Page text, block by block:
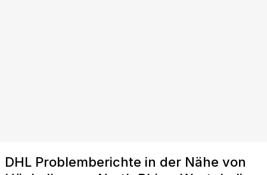
DHL Problemberichte in der Nähe von